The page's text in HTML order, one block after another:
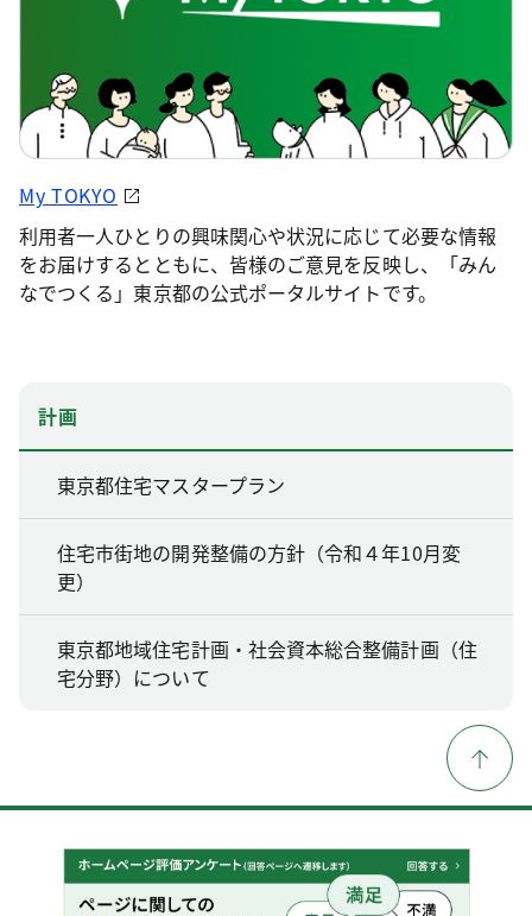
My TOKYO
利用者一人ひとりの興味関心や状況に応じて必要な情報
をお届けするとともに、皆様のご意見を反映し、「みん
なでつくる」東京都の公式ポータルサイトです。
計画
東京都住宅マスタープラン
住宅市街地の開発整備の方針（令和４年10月変
更）
東京都地域住宅計画・社会資本総合整備計画（住
宅分野）について